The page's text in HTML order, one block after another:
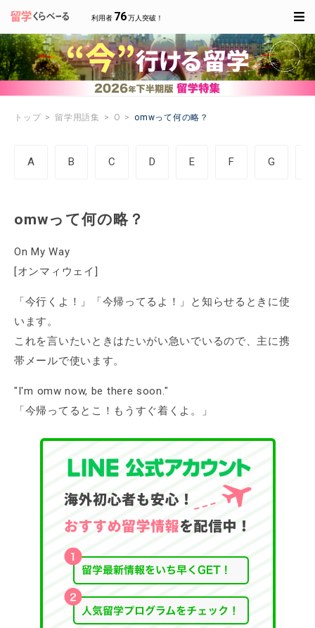
利用者 76万人突破！
トップ 留学用語集 O omwって何の略？
A B C D E F G
omwって何の略？
On My Way
[オンマィウェイ]
「今行くよ！」「今帰ってるよ！」と知らせるときに使
います。
これを言いたいときはたいがい急いでいるので、主に携
帯メールで使います。
"I'm omw now, be there soon."
「今帰ってるとこ！もうすぐ着くよ。」